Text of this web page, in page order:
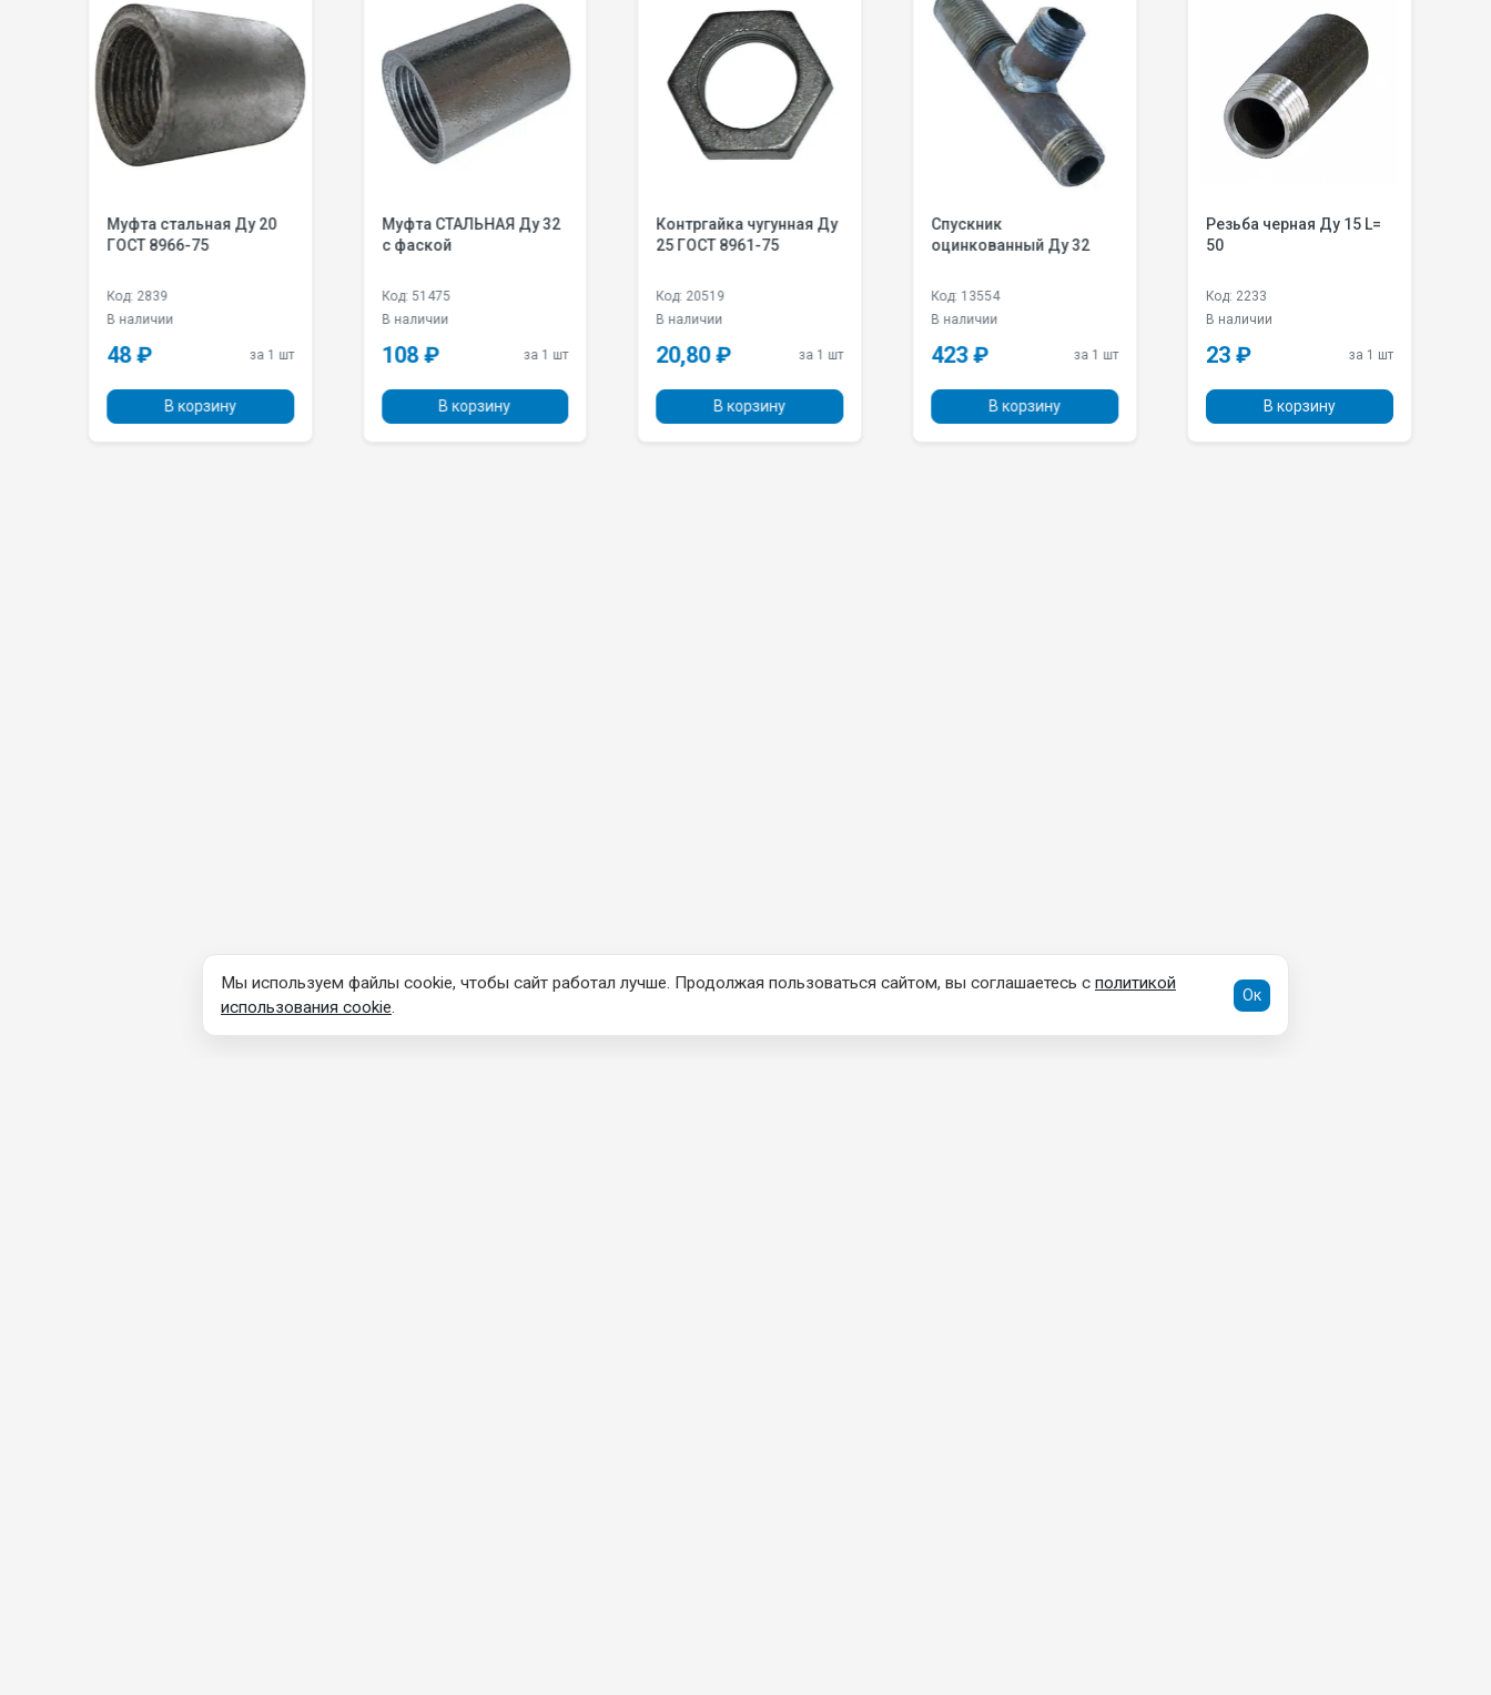
Муфта стальная Ду 20
ГОСТ 8966-75
Код: 2839
В наличии
48 ₽ за 1 шт
В корзину
Муфта СТАЛЬНАЯ Ду 32
с фаской
Код: 51475
В наличии
108 ₽ за 1 шт
В корзину
Контргайка чугунная Ду
25 ГОСТ 8961-75
Код: 20519
В наличии
20,80 ₽ за 1 шт
В корзину
Спускник
оцинкованный Ду 32
Код: 13554
В наличии
423 ₽ за 1 шт
В корзину
Резьба черная Ду 15 L=
50
Код: 2233
В наличии
23 ₽ за 1 шт
В корзину
Мы используем файлы cookie, чтобы сайт работал лучше. Продолжая пользоваться сайтом, вы соглашаетесь с политикой
использования cookie.
Ок